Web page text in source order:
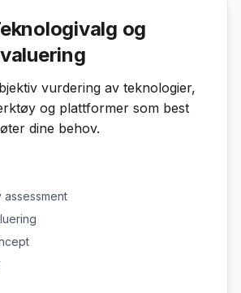
og
vurdering av teknologier,
og plattformer som best
dine behov.